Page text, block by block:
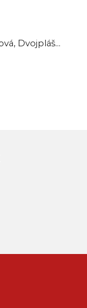
Hoonved ST 48 E/podpultová, Dvojplášťová